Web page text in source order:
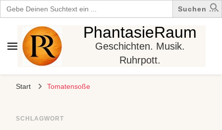
Search
for:
PhantasieRaum
Geschichten. Musik.
Ruhrpott.
Start Tomatensoße
SCHLAGWORT